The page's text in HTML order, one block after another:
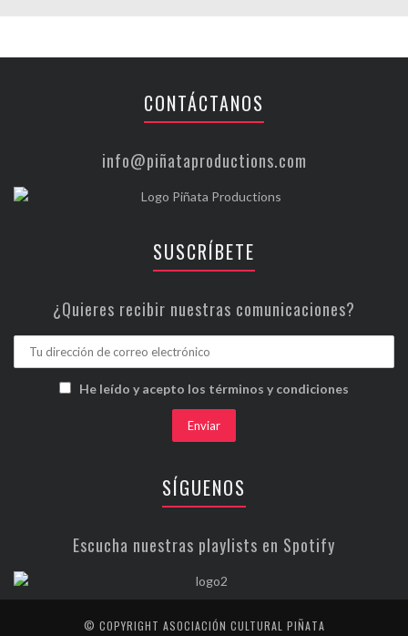
CONTÁCTANOS
info@piñataproductions.com
SUSCRÍBETE
¿Quieres recibir nuestras comunicaciones?
He leído y acepto los términos y condiciones
SÍGUENOS
Escucha nuestras playlists en Spotify
© COPYRIGHT ASOCIACIÓN CULTURAL PIÑATA